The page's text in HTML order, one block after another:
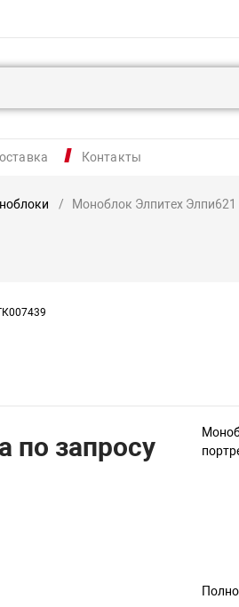
Контакты
Моноблок Элпитех Элпи621
по запросу